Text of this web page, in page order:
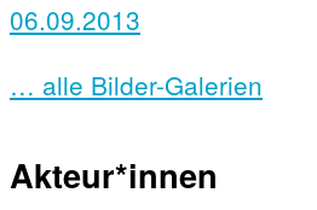
06.09.2013
… alle Bilder-Galerien
Akteur*innen